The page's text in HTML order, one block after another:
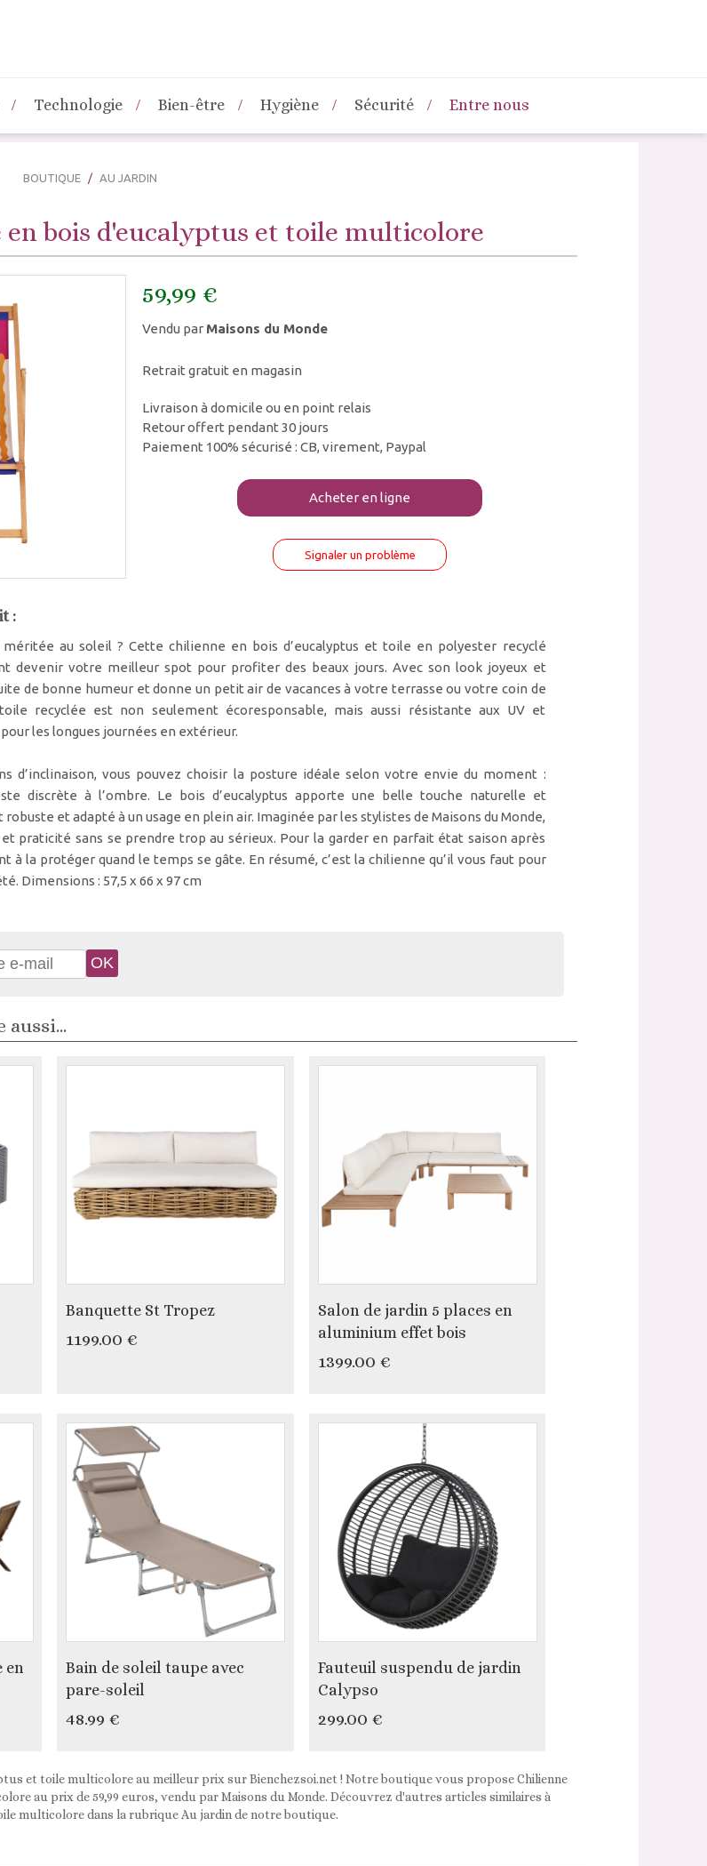
Technologie Bien-être Hygiène Sécurité Entre nous
BOUTIQUE AU JARDIN
en bois d'eucalyptus et toile multicolore
59,99 €
Vendu par Maisons du Monde
Retrait gratuit en magasin
Livraison à domicile ou en point relais
Retour offert pendant 30 jours
Paiement 100% sécurisé : CB, virement, Paypal
Acheter en ligne
Signaler un problème
:
méritée au soleil ? Cette chilienne en bois d’eucalyptus et toile en polyester recyclé
devenir votre meilleur spot pour profiter des beaux jours. Avec son look joyeux et
de bonne humeur et donne un petit air de vacances à votre terrasse ou votre coin de
recyclée est non seulement écoresponsable, mais aussi résistante aux UV et
les longues journées en extérieur.
d’inclinaison, vous pouvez choisir la posture idéale selon votre envie du moment :
discrète à l’ombre. Le bois d’eucalyptus apporte une belle touche naturelle et
et adapté à un usage en plein air. Imaginée par les stylistes de Maisons du Monde,
praticité sans se prendre trop au sérieux. Pour la garder en parfait état saison après
à la protéger quand le temps se gâte. En résumé, c’est la chilienne qu’il vous faut pour
Dimensions : 57,5 x 66 x 97 cm
aussi...
Banquette St Tropez
1199.00 €
Salon de jardin 5 places en
aluminium effet bois
1399.00 €
en
Bain de soleil taupe avec
pare-soleil
48.99 €
Fauteuil suspendu de jardin
Calypso
299.00 €
et toile multicolore au meilleur prix sur Bienchezsoi.net ! Notre boutique vous propose Chilienne
au prix de 59,99 euros, vendu par Maisons du Monde. Découvrez d'autres articles similaires à
multicolore dans la rubrique Au jardin de notre boutique.